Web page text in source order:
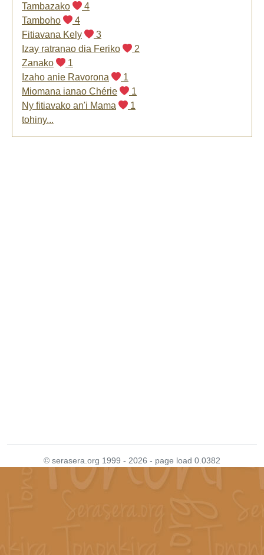
Tambazako
4
Tamboho
4
Fitiavana Kely
3
Izay ratranao dia Feriko
2
Zanako
1
Izaho anie Ravorona
1
Miomana ianao Chérie
1
Ny fitiavako an'i Mama
1
tohiny...
© serasera.org 1999 - 2026 - page load 0.0382